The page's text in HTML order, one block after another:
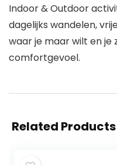
Indoor & Outdoor
dagelijks wandelen,
waar je maar wilt en je
comfortgevoel.
Related Products